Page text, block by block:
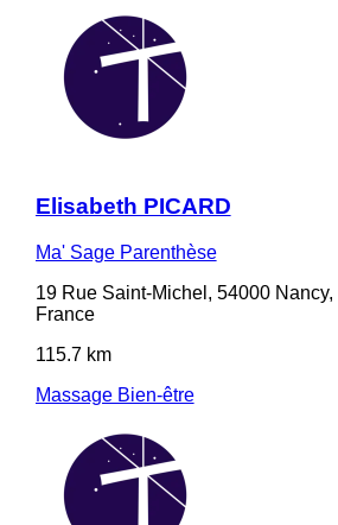
Elisabeth PICARD
Ma' Sage Parenthèse
19 Rue Saint-Michel, 54000 Nancy,
France
115.7 km
Massage Bien-être